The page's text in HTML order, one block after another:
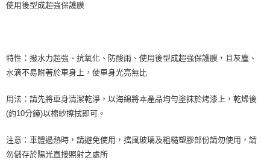
２．訂單成立數日內，您將收到繳費通知簡訊。
後付繳納相關費用。
※ 交易是否成功請以「AFTEE先享後付 」之結帳頁面顯示為準，若有關於
客戶支援中心」 https://netprotections.freshdesk.com/support/home
【注意事項】
易，需依本服務之必要範圍內提供個人資料，並將交易相關給付款項請求債
２．關於個人資料處理事宜，請瀏覽以下網址：
每筆NT$70，滿NT$490(含以上)免運費
付款後萊爾富取貨 (運費70$)
7-11取貨付款 (運費70$)
付款後7-11取貨 (運費70$)
使用後型成超強保護膜
特性：撥水力超強、抗氧化、防酸雨、使用後型成超強保護膜，且灰塵、
水滴不易附著於車身上，使車身光亮無比
用法：請先將車身清潔乾淨，以海綿將本產品均勻塗抹於烤漆上，乾燥後
(約10分鐘)以棉紗擦拭即可。
注意：車體過熱時，請避免使用，擋風玻璃及粗糙塑膠部份請勿使用，請
勿儲存於陽光直接照射之處所